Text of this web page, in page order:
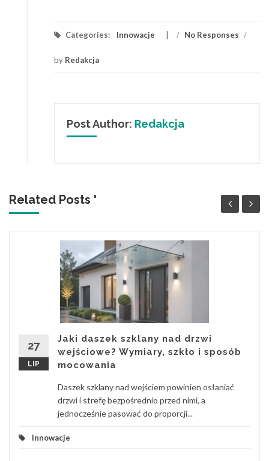
Categories: Innowacje / No Responses /
by Redakcja
Post Author: Redakcja
Related Posts '
27
LIP
Jaki daszek szklany nad drzwi
wejściowe? Wymiary, szkło i sposób
mocowania
Daszek szklany nad wejściem powinien osłaniać
drzwi i strefę bezpośrednio przed nimi, a
jednocześnie pasować do proporcji...
Innowacje